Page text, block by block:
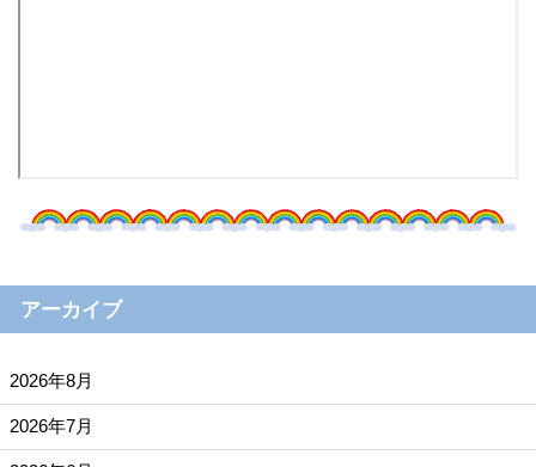
アーカイブ
2026年8月
2026年7月